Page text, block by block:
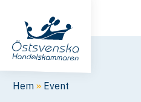
Hem » Event